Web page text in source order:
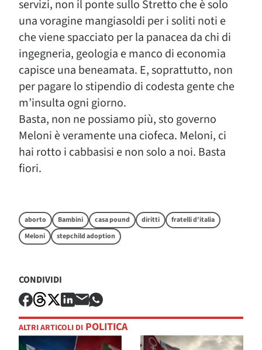
servizi, non il ponte sullo Stretto che è solo
una voragine mangiasoldi per i soliti noti e
che viene spacciato per la panacea da chi di
ingegneria, geologia e manco di economia
capisce una beneamata. E, soprattutto, non
per pagare lo stipendio di codesta gente che
m’insulta ogni giorno.
Basta, non ne possiamo più, sto governo
Meloni è veramente una ciofeca. Meloni, ci
hai rotto i cabbasisi e non solo a noi. Basta
fiori.
aborto Bambini casa pound diritti
fratelli d'italia
Meloni
stepchild adoption
CONDIVIDI
ALTRI ARTICOLI DI POLITICA